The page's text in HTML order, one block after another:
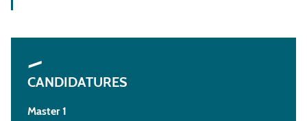
CANDIDATURES
Master 1